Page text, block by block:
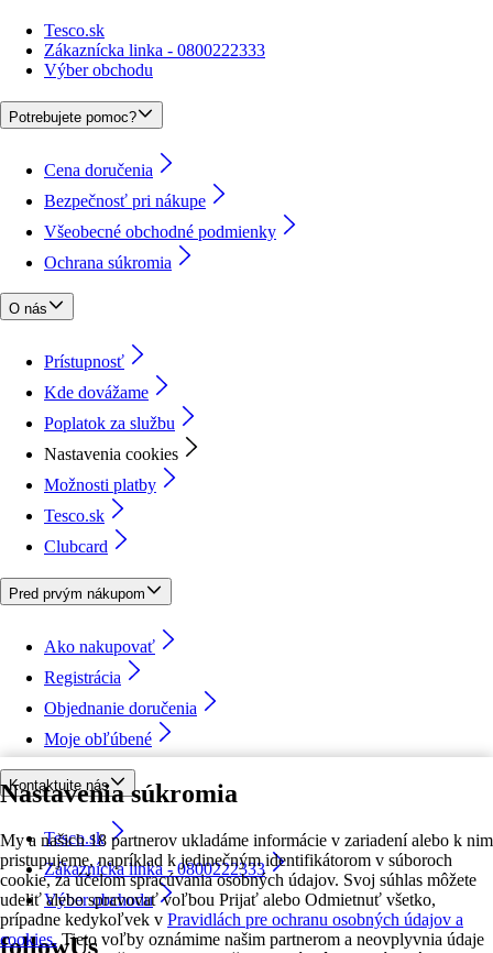
Nastavenia súkromia
My a našich 18 partnerov ukladáme informácie v zariadení alebo k nim
pristupujeme, napríklad k jedinečným identifikátorom v súboroch
cookie, za účelom spracúvania osobných údajov. Svoj súhlas môžete
udeliť alebo spravovať voľbou Prijať alebo Odmietnuť všetko,
prípadne kedykoľvek v Pravidlách pre ochranu osobných údajov a
cookies. Tieto voľby oznámime našim partnerom a neovplyvnia údaje
Tesco.sk
Zákaznícka linka - 0800222333
Výber obchodu
Potrebujete pomoc?
Cena doručenia
Bezpečnosť pri nákupe
Všeobecné obchodné podmienky
Ochrana súkromia
O nás
Prístupnosť
Kde dovážame
Poplatok za službu
Nastavenia cookies
Možnosti platby
Tesco.sk
Clubcard
Pred prvým nákupom
Ako nakupovať
Registrácia
Objednanie doručenia
Moje obľúbené
Kontaktujte nás
Tesco.sk
Zákaznícka linka - 0800222333
Výber obchodu
followUs